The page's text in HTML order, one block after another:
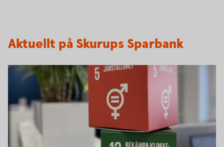
Aktuellt på Skurups Sparbank